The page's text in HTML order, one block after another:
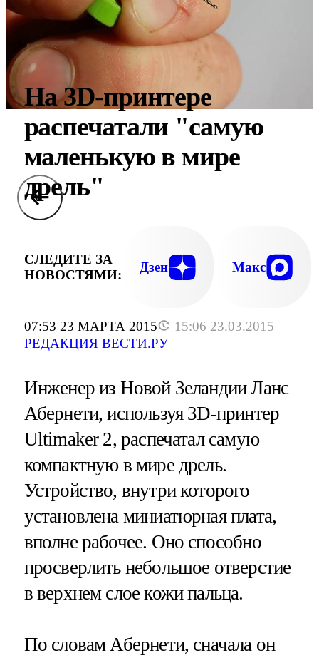
07:53 23 МАРТА 2015
15:06 23.03.2015
РЕДАКЦИЯ ВЕСТИ.РУ
На 3D-принтере
распечатали "самую
маленькую в мире
дрель"
СЛЕДИТЕ ЗА
НОВОСТЯМИ:
Дзен Макс
Инженер из Новой Зеландии Ланс
Абернети, используя 3D-принтер
Ultimaker 2, распечатал самую
компактную в мире дрель.
Устройство, внутри которого
установлена миниатюрная плата,
вполне рабочее. Оно способно
просверлить небольшое отверстие
в верхнем слое кожи пальца.
По словам Абернети, сначала он